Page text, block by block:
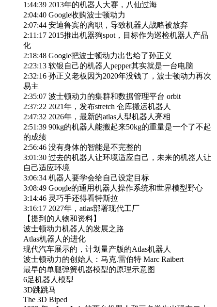
1:44:39 2013年的机器人大赛，八仙过海
2:04:40 Google收购波士顿动力
2:07:44 安迪鲁宾的离职，导致机器人战略被放弃
2:11:17 2015推出机器狗spot，目标作为巡检机器人产品
化
2:18:48 Google把波士顿动力出售给了孙正义
2:23:13 软银自己的机器人pepper其实就是一台电脑
2:32:16 孙正义老板因为2020年没钱了，波士顿动力再次
易主
2:35:07 波士顿动力的集群和数据管理平台 orbit
2:37:22 2021年，发布stretch 仓库搬运机器人
2:47:32 2026年，最新的atlas人型机器人亮相
2:51:39 90kg的机器人能搬起来50kg的重量是一个了不起
的成绩
2:56:46 没有身体的智能是不完整的
3:01:30 过去的机器人让环境适应自己，未来的机器人让
自己适应环境
3:06:34 机器人要学会给自己设定目标
3:08:49 Google的通用机器人操作系统和世界模型野心
3:14:46 灵巧手还得看特斯拉
3:16:17 2027年，atlas部署现代工厂
【提到的人物和资料】
波士顿动力机器人的发展之路
Atlas机器人的进化
现代汽车展示的，计划量产版的Atlas机器人
波士顿动力的创始人：马克.雷伯特 Marc Raibert
最早的单腿弹簧机器模型的原理示意图
6足机器人模型
3D跳跳马
The 3D Biped